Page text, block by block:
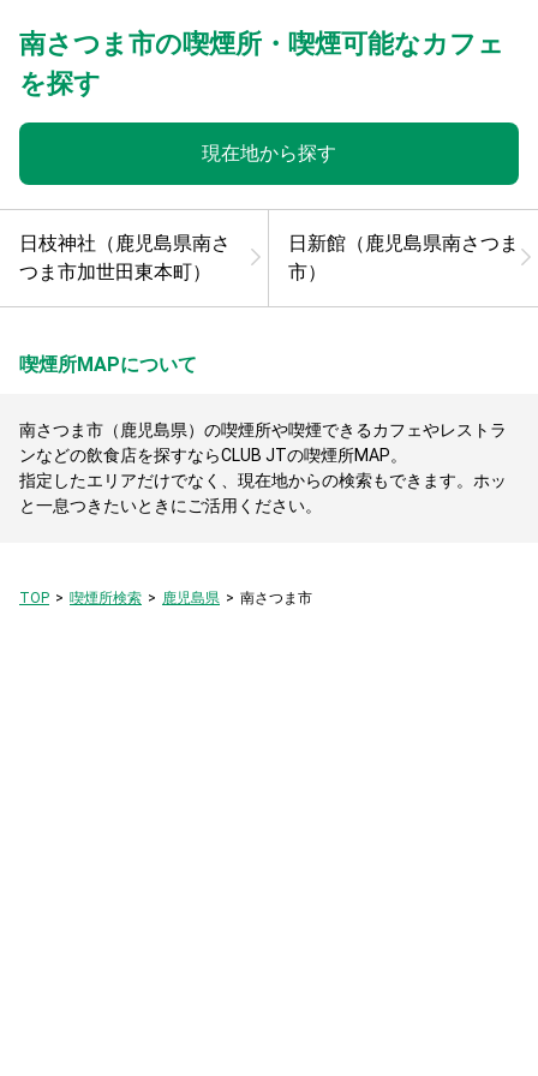
南さつま市の喫煙所・喫煙可能なカフェ
を探す
現在地から探す
日枝神社（鹿児島県南さ
つま市加世田東本町）
日新館（鹿児島県南さつま
市）
喫煙所MAPについて
南さつま市（鹿児島県）の喫煙所や喫煙できるカフェやレストラ
ンなどの飲食店を探すならCLUB JTの喫煙所MAP。
指定したエリアだけでなく、現在地からの検索もできます。ホッ
と一息つきたいときにご活用ください。
TOP 喫煙所検索 鹿児島県 南さつま市